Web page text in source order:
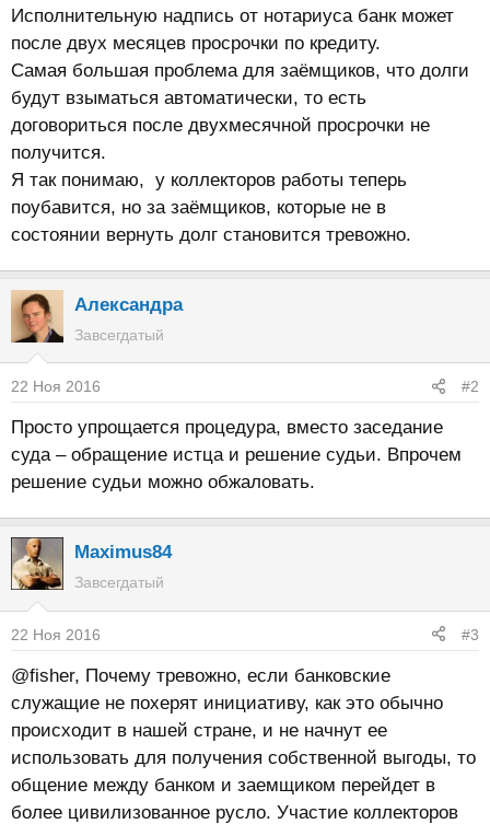
Исполнительную надпись от нотариуса банк может
после двух месяцев просрочки по кредиту.
Самая большая проблема для заёмщиков, что долги
будут взыматься автоматически, то есть
договориться после двухмесячной просрочки не
получится.
Я так понимаю, у коллекторов работы теперь
поубавится, но за заёмщиков, которые не в
состоянии вернуть долг становится тревожно.
Александра
Завсегдатый
22 Ноя 2016 #2
Просто упрощается процедура, вместо заседание
суда – обращение истца и решение судьи. Впрочем
решение судьи можно обжаловать.
Maximus84
Завсегдатый
22 Ноя 2016 #3
@fisher, Почему тревожно, если банковские
служащие не похерят инициативу, как это обычно
происходит в нашей стране, и не начнут ее
использовать для получения собственной выгоды, то
общение между банком и заемщиком перейдет в
более цивилизованное русло. Участие коллекторов